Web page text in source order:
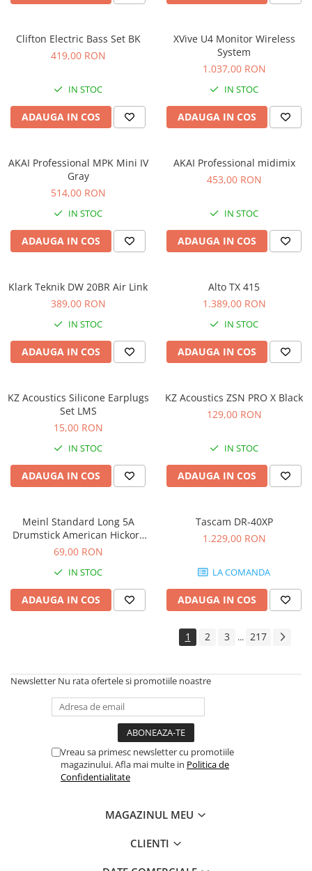
Protectii antifonice pentru urechi
Recordere de studio
Recordere portabile
Subwoofere de studio
Accesorii pentru lumini
Cabluri de Alimentare
Case-uri de lumini
Comenzi si controllere
Efecte de lumini
Masini de fum si ceata
Mixere DMX
Moving Head-uri
Proiectoare
Scene şi Ring-uri de Dans
Stative si schela lumini
Instrumente Muzicale
Chitare si bass
Claviaturi
Instrumente de percutie
Instrumente de suflat
Instrumente si jucarii pentru copii
Instrumente traditionale
Tobe
DJ
Case-uri DJ
Console DJ
Controllere MIDI - USB DAW
Clifton Electric Bass Set BK
419,00 RON
IN STOC
ADAUGA IN COS
XVive U4 Monitor Wireless
System
1.037,00 RON
IN STOC
ADAUGA IN COS
AKAI Professional MPK Mini IV
Gray
514,00 RON
IN STOC
ADAUGA IN COS
AKAI Professional midimix
453,00 RON
IN STOC
ADAUGA IN COS
Klark Teknik DW 20BR Air Link
389,00 RON
IN STOC
ADAUGA IN COS
Alto TX 415
1.389,00 RON
IN STOC
ADAUGA IN COS
KZ Acoustics Silicone Earplugs
Set LMS
15,00 RON
IN STOC
ADAUGA IN COS
KZ Acoustics ZSN PRO X Black
129,00 RON
IN STOC
ADAUGA IN COS
Meinl Standard Long 5A
Drumstick American Hickory
SB103
69,00 RON
IN STOC
ADAUGA IN COS
Tascam DR-40XP
1.229,00 RON
LA COMANDA
ADAUGA IN COS
1 2 3 ... 217
Newsletter Nu rata ofertele si promotiile noastre
Vreau sa primesc newsletter cu promotiile
magazinului. Afla mai multe in Politica de
Confidentialitate
MAGAZINUL MEU
CLIENTI